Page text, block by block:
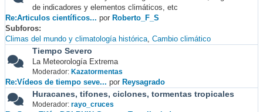
de indicadores y elementos climáticos, etc
Re:Articulos científicos... por Roberto_F_S
Subforos
Climas del mundo y climatología histórica Cambio climático
Tiempo Severo
La Meteorología Extrema
Moderador: Kazatormentas
Re:Vídeos de tiempo seve... por Reysagrado
Huracanes, tifones, ciclones, tormentas tropicales
Moderador: rayo_cruces